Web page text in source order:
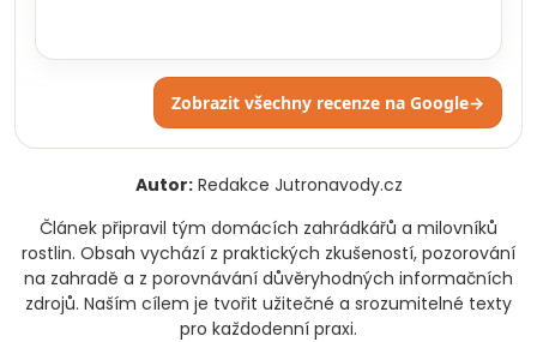
Zobrazit všechny recenze na Google→
Autor:Redakce Jutronavody.cz
Článek připravil tým domácích zahrádkářů a milovníků
rostlin. Obsah vychází z praktických zkušeností, pozorování
na zahradě a z porovnávání důvěryhodných informačních
zdrojů. Naším cílem je tvořit užitečné a srozumitelné texty
pro každodenní praxi.